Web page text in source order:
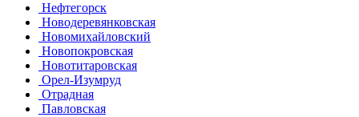
Нефтегорск
Новодеревянковская
Новомихайловский
Новопокровская
Новотитаровская
Орел-Изумруд
Отрадная
Павловская